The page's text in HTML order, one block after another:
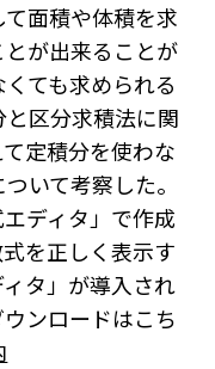
面積や体積を求
が出来ることが
ても求められる
区分求積法に関
定積分を使わな
いて考察した。
ディタ」で作成
を正しく表示す
タ」が導入され
ンロードはこち